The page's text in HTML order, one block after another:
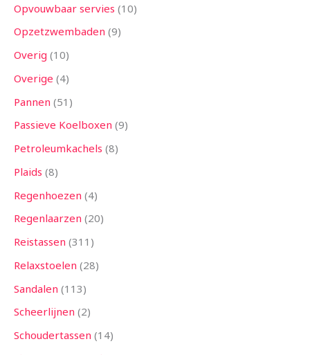
Opvouwbaar servies 10
Opzetzwembaden 9
Overig 10
Overige 4
Pannen 51
Passieve Koelboxen 9
Petroleumkachels 8
Plaids 8
Regenhoezen 4
Regenlaarzen 20
Reistassen 311
Relaxstoelen 28
Sandalen 113
Scheerlijnen 2
Schoudertassen 14